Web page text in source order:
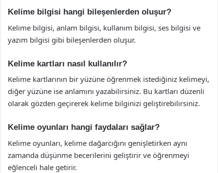
Kelime bilgisi hangi bileşenlerden oluşur?
Kelime bilgisi, anlam bilgisi, kullanım bilgisi, ses bilgisi ve
yazım bilgisi gibi bileşenlerden oluşur.
Kelime kartları nasıl kullanılır?
Kelime kartlarının bir yüzüne öğrenmek istediğiniz kelimeyi,
diğer yüzüne ise anlamını yazabilirsiniz. Bu kartları düzenli
olarak gözden geçirerek kelime bilginizi geliştirebilirsiniz.
Kelime oyunları hangi faydaları sağlar?
Kelime oyunları, kelime dağarcığını genişletirken aynı
zamanda düşünme becerilerini geliştirir ve öğrenmeyi
eğlenceli hale getirir.